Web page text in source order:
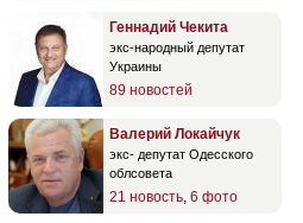
Геннадий Чекита
экс-народный депутат
Украины
89 новостей
Валерий Локайчук
экс- депутат Одесского
облсовета
21 новость, 6 фото